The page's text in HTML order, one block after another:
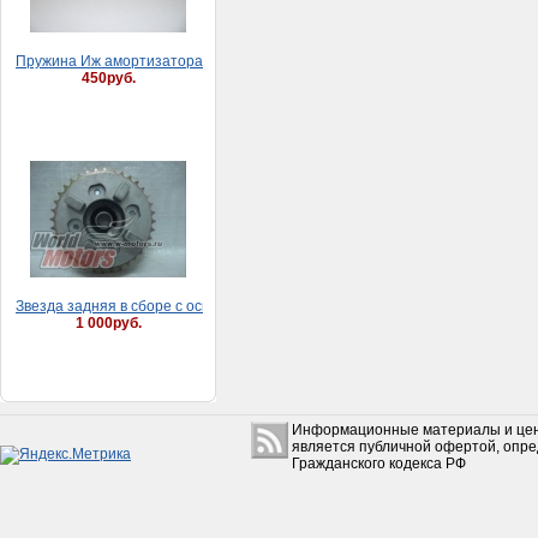
Пружина Иж амортизатора
450руб.
Звезда задняя в сборе с основанием Альфа Z36 (36 зубов)
1 000руб.
Информационные материалы и
является публичной офертой,
Гражданского кодекса РФ